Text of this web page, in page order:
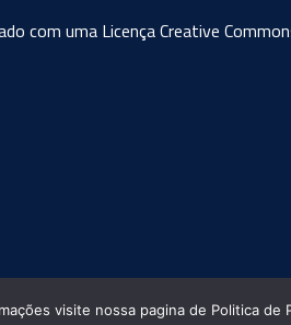
com uma LicençaCreative
visite nossa pagina de Politica de
2026